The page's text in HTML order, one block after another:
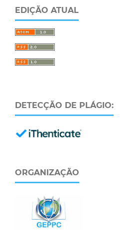
EDIÇÃO ATUAL
DETECÇÃO DE PLÁGIO:
ORGANIZAÇÃO